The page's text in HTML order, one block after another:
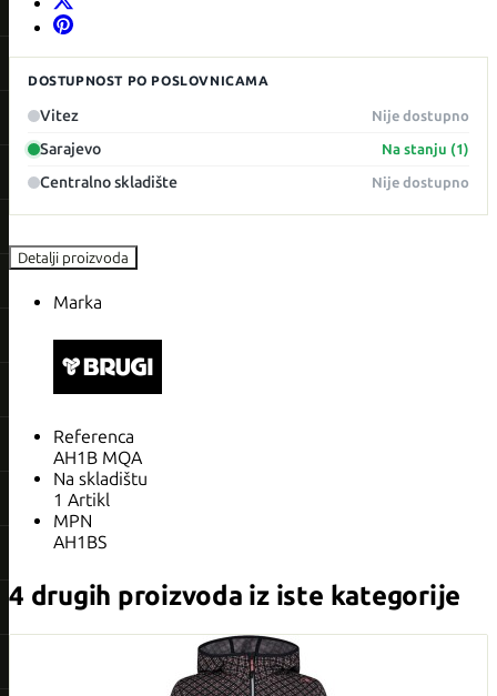
DOSTUPNOST PO POSLOVNICAMA
Vitez Nije dostupno
Sarajevo Na stanju (1)
Centralno skladište Nije dostupno
Detalji proizvoda
Marka
Referenca
AH1B MQA
Na skladištu
1 Artikl
MPN
AH1BS
4 drugih proizvoda iz iste kategorije